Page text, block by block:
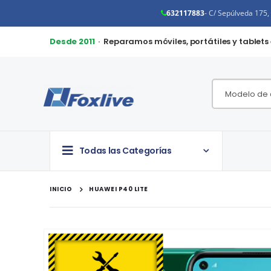
632117883- C/ Sepúlveda
Desde 2011· Reparamos móviles, portátiles y tablets
Todas las Categorías
INICIO HUAWEI P40 LITE
Saltar
al
final